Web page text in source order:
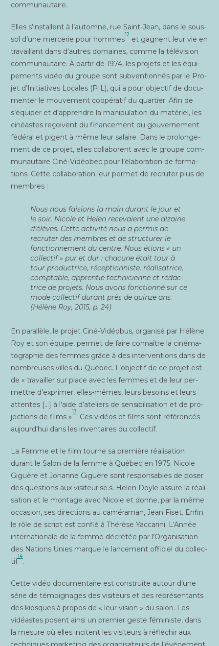
communautaire.
Elles s’installent à l’automne, rue Saint-Jean, dans le sous-
sol d’une mer­ce­rie pour hommes
12
et gagnent leur vie en
tra­vaillant dans d’autres domaines, comme la télé­vi­sion
com­mu­nau­taire. À par­tir de 1974, les pro­jets et les équi­
pe­ments vidéo du groupe sont sub­ven­tion­nés par le Pro­
jet d’Initiatives Locales (PIL), qui a pour objec­tif de docu­
men­ter le mou­ve­ment coopé­ra­tif du quar­tier. Afin de
s’équiper et d’apprendre la mani­pu­la­tion du maté­riel, les
cinéastes reçoivent du finan­ce­ment du gou­ver­ne­ment
fédé­ral et pigent à même leur salaire. Dans le pro­lon­ge­
ment de ce pro­jet, elles col­la­borent avec le groupe com­
mu­nau­taire Ciné-Vidéo­bec pour l’élaboration de for­ma­
tions. Cette col­la­bo­ra­tion leur per­met de recru­ter plus de
membres :
Nous nous fai­sions la main durant le jour et
le soir. Nicole et Helen rece­vaient une dizaine
d’élèves. Cette acti­vi­té nous a per­mis de
recru­ter des membres et de struc­tu­rer le
fonc­tion­ne­ment du centre. Nous étions « un
col­lec­tif » pur et dur : cha­cune était tour à
tour pro­duc­trice, récep­tion­niste, réa­li­sa­trice,
comp­table, appren­tie tech­ni­cienne et rédac­
trice de pro­jets. Nous avons fonc­tion­né sur ce
mode col­lec­tif durant près de quinze ans.
(Hélène Roy, 2015, p. 24)
En paral­lèle, le pro­jet Ciné-Vidéo­bus, orga­ni­sé par Hélène
Roy et son équipe, per­met de faire connaître la ciné­ma­
to­gra­phie des femmes grâce à des inter­ven­tions dans de
nom­breuses villes du Qué­bec. L’objectif de ce pro­jet est
de « tra­vailler sur place avec les femmes et de leur per­
mettre d’exprimer, elles-mêmes, leurs besoins et leurs
attentes […] à l’aide d’ateliers de sen­si­bi­li­sa­tion et de pro­
jec­tions de films »
13
. Ces vidéos et films sont réfé­ren­cés
aujourd’hui dans les inven­taires du collectif.
La Femme et le film tourne sa pre­mière réa­li­sa­tion
durant le Salon de la femme à Qué­bec en 1975. Nicole
Giguère et Johanne Giguère sont res­pon­sables de poser
des ques­tions aux visiteur.se.s. Helen Doyle assure la réa­li­
sa­tion et le mon­tage avec Nicole et donne, par la même
occa­sion, ses direc­tions au camé­ra­man, Jean Fiset. Enfin
le rôle de script est confié à Thé­rèse Yac­ca­ri­ni. L’Année
inter­na­tio­nale de la femme décré­tée par l’Organisation
des Nations Unies marque le lan­ce­ment offi­ciel du col­lec­
tif
14
.
Cette vidéo docu­men­taire est construite autour d’une
série de témoi­gnages des visi­teurs et des repré­sen­tants
des kiosques à pro­pos de « leur vision » du salon. Les
vidéastes posent ain­si un pre­mier geste fémi­niste, dans
la mesure où elles incitent les visi­teurs à réflé­chir aux